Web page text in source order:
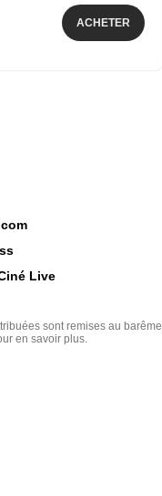
ACHETER
Live
sont remises au barême
en savoir plus.